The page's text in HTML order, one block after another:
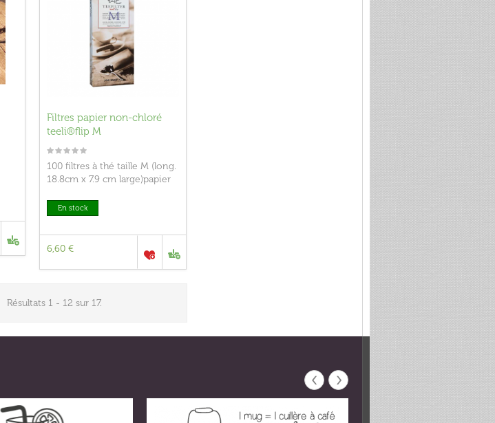
Filtres papier non-chloré
teeli®flip M
100 filtres à thé taille M (long.
18.8cm x 7.9 cm large)papier
En stock
6,60 €
Résultats 1 - 12 sur 17.
‹ ›